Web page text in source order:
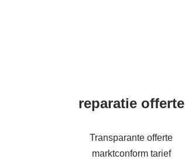
reparatie offerte
Transparante offerte
marktconform tarief